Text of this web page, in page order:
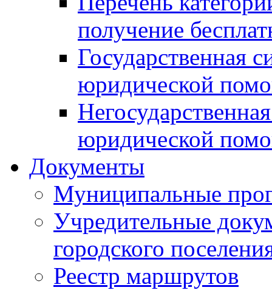
получение
Государственная
юридической
юридической
Документы
Муниципальные
Учредительные
городского
Реестр маршрутов